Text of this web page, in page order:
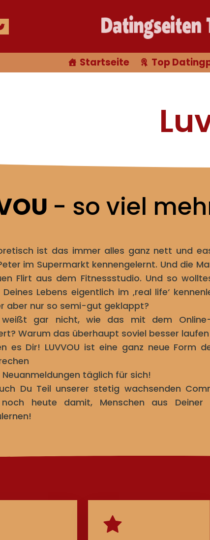
Startseite Top
- so viel
ist das immer alles ganz nett und
im Supermarkt kennengelernt. Und die
Flirt aus dem Fitnessstudio. Und so
Lebens eigentlich im ‚real life‘
aber nur so semi-gut geklappt?
gar nicht, wie das mit dem
Warum das überhaupt soviel besser laufen
es Dir! LUVVOU ist eine ganz neue Form
täglich für sich!
Du Teil unserer stetig wachsenden
heute damit, Menschen aus Deiner